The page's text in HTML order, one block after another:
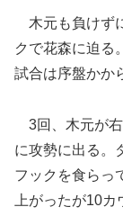
木元も負けず
クで花森に迫る
試合は序盤かか
3回、木元が右
に攻勢に出る。
フックを食らっ
上がったが10